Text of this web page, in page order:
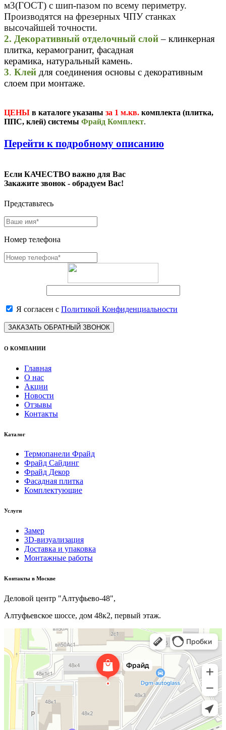
м3(ГОСТ) с шип-пазом по всему периметру.
Производятся на фрезерных ЧПУ станках
высочайшей точности.
2. Декоративный отделочный слой – клинкерная
плитка, керамогранит, фасадная
керамика, натуральный камень.
3. Клей для соединения основы с декоративным
слоем при монтаже.
ЦЕНЫ в каталоге указаны за 1 м.кв. комплекта (плитка,
ППС, клей) системы Фрайд Комплект.
Перейти к подробному описанию
Если КАЧЕСТВО важно для Вас
Закажите звонок - обрадуем Вас!
Представьтесь
Номер телефона
Я согласен с Политикой Конфиденциальности
ЗАКАЗАТЬ ОБРАТНЫЙ ЗВОНОК
О КОМПАНИИ
Главная
О нас
Акции
Новости
Отзывы
Контакты
Каталог
Термопанели Фрайд
Фрайд Сайдинг
Фрайд Декор
Фасадная плитка
Комплектующие
Услуги
Замер
3D-визуализация
Доставка и упаковка
Монтажные работы
Kонтакты в Москве
Деловой центр "Алтуфьево-48",
Алтуфьевское шоссе, дом 48к2, первый этаж.